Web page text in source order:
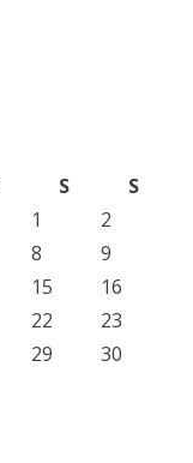
S
S
1
2
8
9
15
16
22
23
29
30